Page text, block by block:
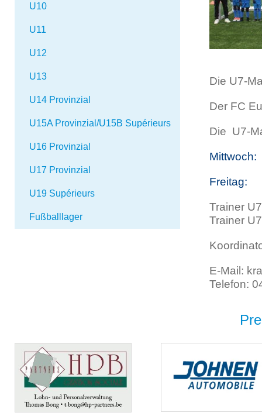
U10
U11
U12
U13
U14 Provinzial
U15A Provinzial/U15B Supérieurs
U16 Provinzial
U17 Provinzial
U19 Supérieurs
Fußballlager
Die U7-
Der FC
Die U7-
Trainer
Trainer
E-Mail:
Telefon: